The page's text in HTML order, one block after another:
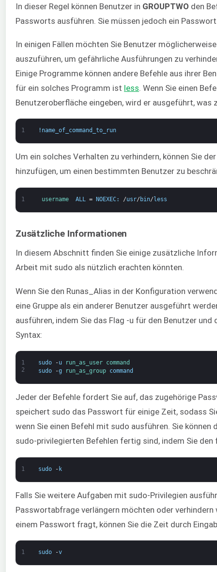
In dieser Regel können Benutzer in GROUPTWO den
Passworts ausführen. Sie müssen jedoch ein
In einigen Fällen möchten Sie Benutzer
auszuführen, um gefährliche Ausführungen zu
Einige Programme können andere Befehle aus ihrer
für ein solches Programm ist less . Wenn Sie einen
Benutzeroberfläche eingeben, wird er ausgeführt,
1 ! name_of_command_to_run
Um ein solches Verhalten zu verhindern, können Sie
hinzufügen, um einen bestimmten Benutzer zu
1 username ALL = NOEXEC: /usr/ bin/less
Zusätzliche Informationen
In diesem Abschnitt finden Sie einige zusätzliche
Arbeit mit sudo als nützlich erachten könnten.
Wenn Sie den Runas_Alias in der Konfiguration
eine Gruppe als ein anderer Benutzer ausgeführt
ausführen, indem Sie das Flag -u für den Benutzer
Syntax:
1
2
sudo -u run_as_user command
sudo
-g run_as_group command
Jeder der Befehle fordert Sie auf, das zugehörige
speichert sudo das Passwort für einige Zeit, sodass
wenn Sie einen Befehl mit sudo ausführen. Sie
sudo-privilegierten Befehlen fertig sind, indem Sie den
1 sudo - k
Falls Sie weitere Aufgaben mit sudo-Privilegien
Passwortabfrage verlängern möchten oder
einem Passwort fragt, können Sie die Zeit durch
1 sudo -v